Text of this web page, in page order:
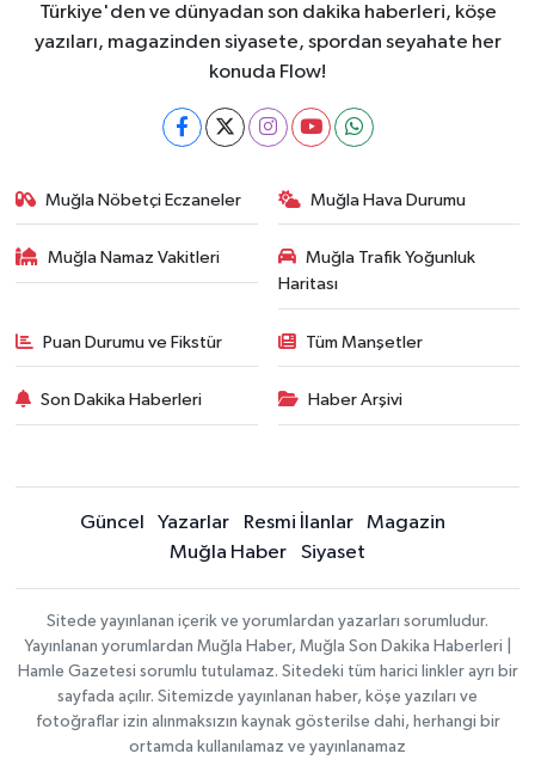
Türkiye'den ve dünyadan son dakika haberleri, köşe
yazıları, magazinden siyasete, spordan seyahate her
konuda Flow!
Muğla Nöbetçi Eczaneler Muğla Hava Durumu
Muğla Namaz Vakitleri
Muğla Trafik Yoğunluk
Haritası
Puan Durumu ve Fikstür Tüm Manşetler
Son Dakika Haberleri Haber Arşivi
Güncel Yazarlar Resmi İlanlar
Magazin
Muğla Haber
Siyaset
Sitede yayınlanan içerik ve yorumlardan yazarları sorumludur.
Yayınlanan yorumlardan Muğla Haber, Muğla Son Dakika Haberleri |
Hamle Gazetesi sorumlu tutulamaz. Sitedeki tüm harici linkler ayrı bir
sayfada açılır. Sitemizde yayınlanan haber, köşe yazıları ve
fotoğraflar izin alınmaksızın kaynak gösterilse dahi, herhangi bir
ortamda kullanılamaz ve yayınlanamaz